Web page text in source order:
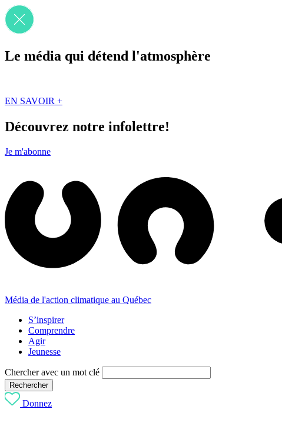
Le média qui détend l'atmosphère
EN SAVOIR +
Découvrez notre infolettre!
Je m'abonne
Média de l'action climatique au Québec
S’inspirer
Comprendre
Agir
Jeunesse
Chercher avec un mot clé
Rechercher
Donnez